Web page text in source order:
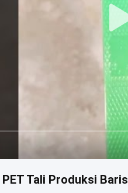
PET Tali Produksi